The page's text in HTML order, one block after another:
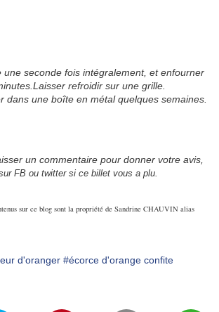
une seconde fois intégralement, et enfourner
Laisser refroidir sur une grille.
dans une boîte en métal quelques semaines.
un commentaire pour donner votre avis,
FB ou twitter si ce billet vous a plu.
sur ce blog sont la propriété de Sandrine CHAUVIN alias
d'oranger #écorce d'orange confite